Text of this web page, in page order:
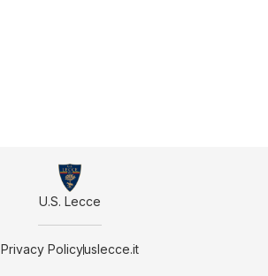
U.S. Lecce
Privacy Policyuslecce.it